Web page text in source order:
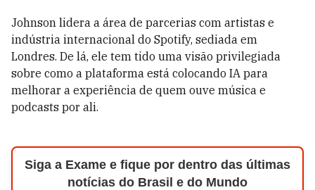
Johnson lidera a área de parcerias com artistas e
indústria internacional do Spotify, sediada em
Londres. De lá, ele tem tido uma visão privilegiada
sobre como a plataforma está colocando IA para
melhorar a experiência de quem ouve música e
podcasts por ali.
Siga a Exame e fique por dentro das últimas
notícias do Brasil e do Mundo